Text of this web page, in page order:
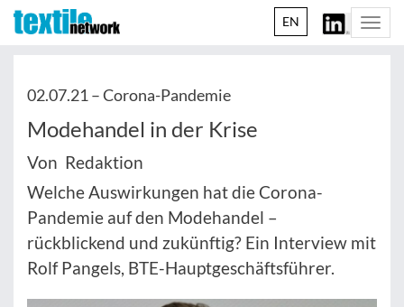
EN
02.07.21 –Corona-Pandemie
Modehandel in der Krise
Von Redaktion
Welche Auswirkungen hat die Corona-
Pandemie auf den Modehandel –
rückblickend und zukünftig? Ein Interview mit
Rolf Pangels, BTE-Hauptgeschäftsführer.